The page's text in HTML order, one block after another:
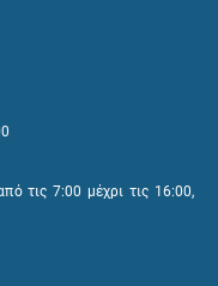
τις 7:00 μέχρι τις 16:00,